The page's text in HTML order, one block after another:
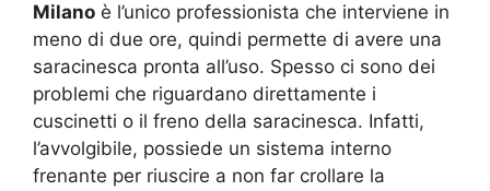
Milano è l’unico professionista che interviene in
meno di due ore, quindi permette di avere una
saracinesca pronta all’uso. Spesso ci sono dei
problemi che riguardano direttamente i
cuscinetti o il freno della saracinesca. Infatti,
l’avvolgibile, possiede un sistema interno
frenante per riuscire a non far crollare la